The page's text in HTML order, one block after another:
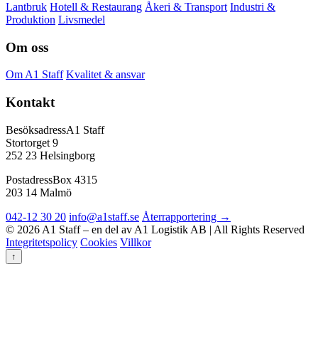
Lantbruk Hotell & Restaurang Åkeri & Transport Industri &
Produktion Livsmedel
Om oss
Om A1 Staff Kvalitet & ansvar
Kontakt
BesöksadressA1 Staff
Stortorget 9
252 23 Helsingborg
PostadressBox 4315
203 14 Malmö
042-12 30 20 info@a1staff.se Återrapportering →
© 2026 A1 Staff – en del av A1 Logistik AB | All Rights Reserved
Integritetspolicy Cookies Villkor
↑